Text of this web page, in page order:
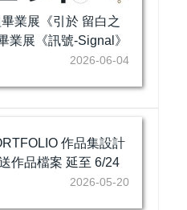
業展《引於 留白之
業展《訊號-Signal》
2026-06-04
作品集設計
作品檔案 延至 6/24
2026-05-20